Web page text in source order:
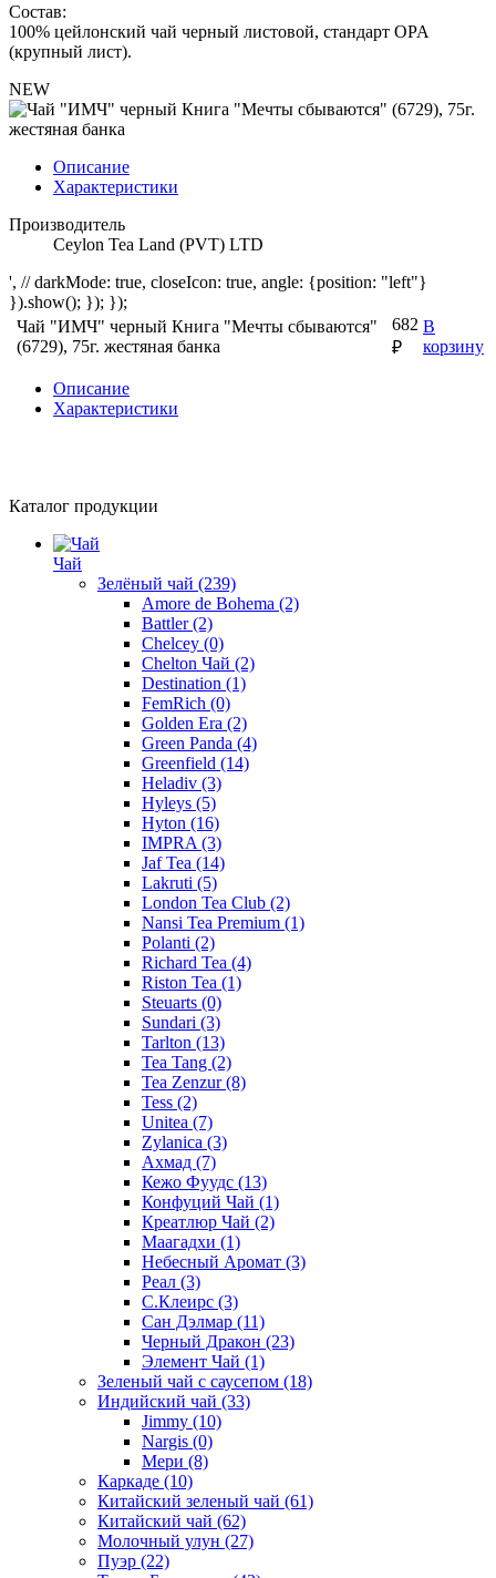
Состав:
100% цейлонский чай черный листовой, стандарт OPA
(крупный лист).
NEW
Описание
Характеристики
Производитель
Ceylon Tea Land (PVT) LTD
', // darkMode: true, closeIcon: true, angle: {position: "left"}
}).show(); }); });
Чай "ИМЧ" черный Книга "Мечты сбываются"
(6729), 75г. жестяная банка
682
₽
В
корзину
Описание
Характеристики
Каталог продукции
Чай
Зелёный чай (239)
Amore de Bohema (2)
Battler(2)
Chelcey (0)
Chelton Чай (2)
Destination (1)
FemRich (0)
Golden Era (2)
Green Panda (4)
Greenfield (14)
Heladiv (3)
Hyleys (5)
Hyton (16)
IMPRA (3)
Jaf Tea (14)
Lakruti (5)
London Tea Club (2)
Nansi Tea Premium (1)
Polanti (2)
Richard Tea (4)
Riston Tea (1)
Steuarts (0)
Sundari (3)
Tarlton (13)
Tea Tang (2)
Tea Zenzur(8)
Tess (2)
Unitea (7)
Zylanica (3)
Ахмад (7)
Кежо Фуудс (13)
Конфуций Чай (1)
Креатлюр Чай (2)
Маагадхи (1)
Небесный Аромат (3)
Реал (3)
С.Клеирс (3)
Сан Дэлмар (11)
Черный Дракон (23)
Элемент Чай (1)
Зеленый чай с саусепом (18)
Индийский чай (33)
Jimmy (10)
Nargis (0)
Мери (8)
Каркаде (10)
Китайский зеленый чай (61)
Китайский чай (62)
Молочный улун (27)
Пуэр (22)